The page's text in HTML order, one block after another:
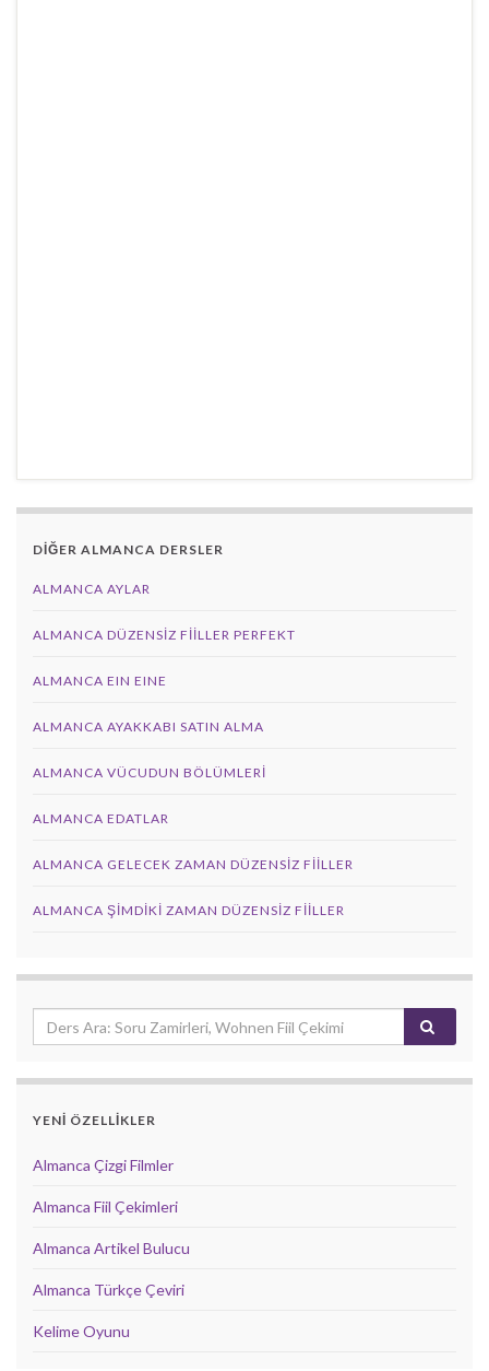
DİĞER ALMANCA DERSLER
ALMANCA AYLAR
ALMANCA DÜZENSIZ FIILLER PERFEKT
ALMANCA EIN EINE
ALMANCA AYAKKABI SATIN ALMA
ALMANCA VÜCUDUN BÖLÜMLERI
ALMANCA EDATLAR
ALMANCA GELECEK ZAMAN DÜZENSIZ FIILLER
ALMANCA ŞIMDIKI ZAMAN DÜZENSIZ FIILLER
YENİ ÖZELLİKLER
Almanca Çizgi Filmler
Almanca Fiil Çekimleri
Almanca Artikel Bulucu
Almanca Türkçe Çeviri
Kelime Oyunu